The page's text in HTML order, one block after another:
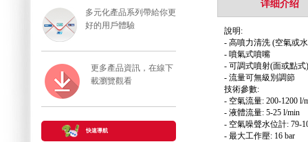
多元化產品系列帶給你更
好的用戶體驗
更多產品資訊，在線下
載瀏覽觀看
快速導航
详细介绍
說明:
- 高噴力清洗 (空氣或
- 噴氣式噴嘴
- 可調式噴射(面或點式)
- 流量可無級別調節
技術參數:
- 空氣流量: 200-1200 l/
- 液體流量: 5-25 l/min
- 空氣噪聲水位計: 79-
- 最大工作壓: 16 bar